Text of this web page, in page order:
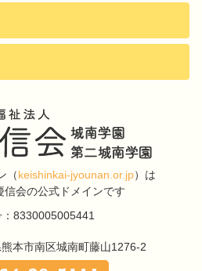
（keishinkai-jyounan.or.jp）は
信会の公式ドメインです
8330005005441
本市南区城南町藤山1276-2